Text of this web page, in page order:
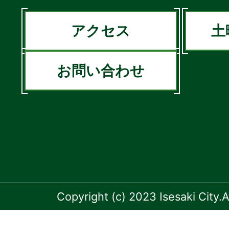
アクセス 土
お問い合わせ
Copyright (c) 2023 Isesaki